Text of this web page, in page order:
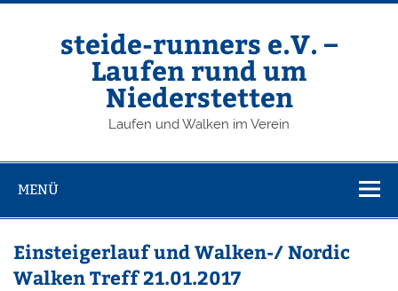
Zum
steide-runners e.V. –
Laufen rund um
Niederstetten
Laufen und Walken im Verein
MENÜ
Einsteigerlauf und Walken-/ Nordic
Walken Treff 21.01.2017